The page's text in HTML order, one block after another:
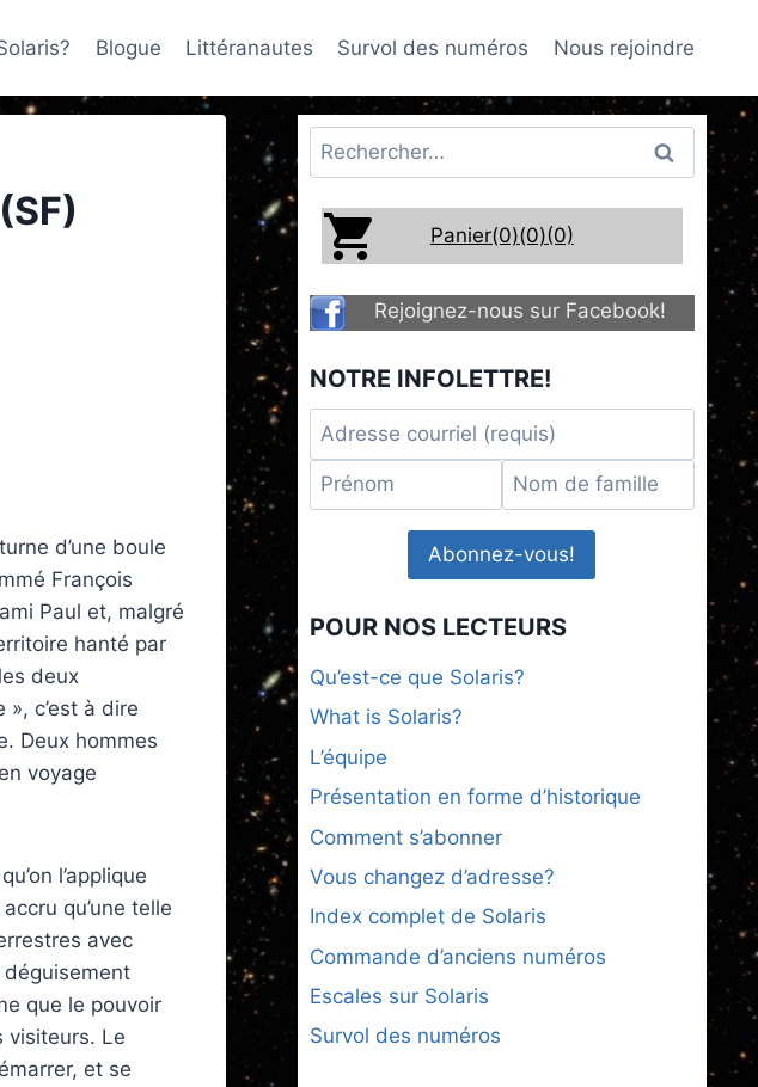
Blogue Littéranautes Survol des numéros Nous rejoindre
d’une boule
François
Paul et, malgré
hanté par
deux
c’est à dire
Deux hommes
voyage
l’applique
qu’une telle
avec
déguisement
que le pouvoir
visiteurs. Le
et se
Rechercher :
Panier(0)(0)(0)
Rejoignez-nous sur Facebook!
NOTRE INFOLETTRE!
POUR NOS LECTEURS
Qu’est-ce que Solaris?
What is Solaris?
L’équipe
Présentation en forme d’historique
Comment s’abonner
Vous changez d’adresse?
Index complet de Solaris
Commande d’anciens numéros
Escales sur Solaris
Survol des numéros